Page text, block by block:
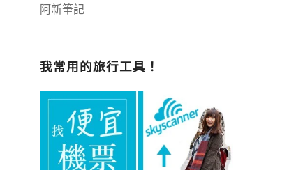
阿新筆記嘉義+1 | 嘉義加一
我常用的旅行工具！